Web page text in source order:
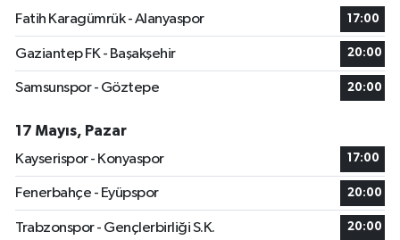
Fatih Karagümrük - Alanyaspor
17:00
Gaziantep FK - Başakşehir 20:00
Samsunspor - Göztepe 20:00
17 Mayıs, Pazar
Kayserispor - Konyaspor
17:00
Fenerbahçe - Eyüpspor 20:00
Trabzonspor - Gençlerbirliği S.K. 20:00